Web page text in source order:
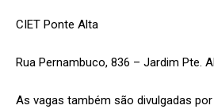
CIET Ponte Alta
Rua Pernambuco, 836 – Jardim Pte.
As vagas também são divulgadas